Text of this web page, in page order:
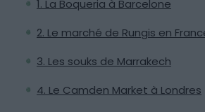
1. La Boqueria à Barcelone
2. Le marché de Rungis en
3. Les souks de Marrakech
4. Le Camden Market à Londres